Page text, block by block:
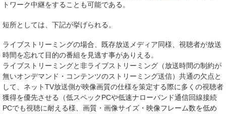
トワーク中継をすることも可能である。
短所としては、下記が挙げられる。
ライブストリーミングの場合、既存放送メディア同様、視聴者が放送
時間を忘れて目的の番組を見逃す事がありえる。
ライブストリーミングと非ライブストリーミング（放送時間の制約が
無いオンデマンド・コンテンツのストリーミング送信）共通の欠点と
して、ネットTV放送側が映像画質の仕様を策定する際に多くの視聴者
獲得を優先させる（低スペックPCや低速ナローバンド通信回線接続
PCでも視聴に耐える様、画質・画像サイズ・映像フレーム数を低め